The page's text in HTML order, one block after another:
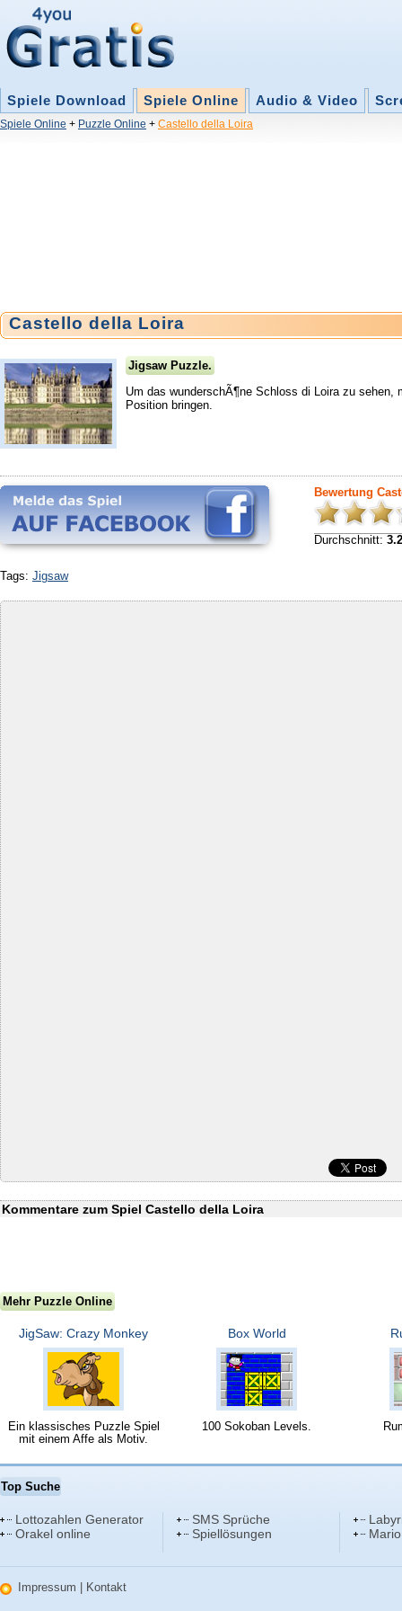
Spiele Download Spiele Online Audio & Video
Spiele Online + Puzzle Online + Castello della Loira
Castello della Loira
Jigsaw Puzzle.
Um das wunderschÃ¶ne Schloss di Loira zu sehen,
Position bringen.
Bewertung
Durchschnitt: 3.2
Tags: Jigsaw
Kommentare zum Spiel Castello della Loira
Mehr Puzzle Online
JigSaw: Crazy Monkey
Ein klassisches Puzzle Spiel
mit einem Affe als Motiv.
Box World
100 Sokoban Levels.
Top Suche
Lottozahlen Generator
Orakel online
SMS Sprüche
Spiellösungen
Impressum Kontakt